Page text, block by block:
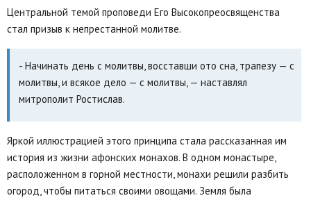
Центральной темой проповеди Его Высокопреосвященства
стал призыв к непрестанной молитве.
- Начинать день с молитвы, восставши ото сна, трапезу — с
молитвы, и всякое дело — с молитвы, — наставлял
митрополит Ростислав.
Яркой иллюстрацией этого принципа стала рассказанная им
история из жизни афонских монахов. В одном монастыре,
расположенном в горной местности, монахи решили разбить
огород, чтобы питаться своими овощами. Земля была